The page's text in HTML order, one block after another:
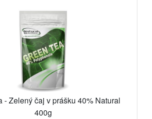
- Zelený čaj v prášku 40% Natural
400g